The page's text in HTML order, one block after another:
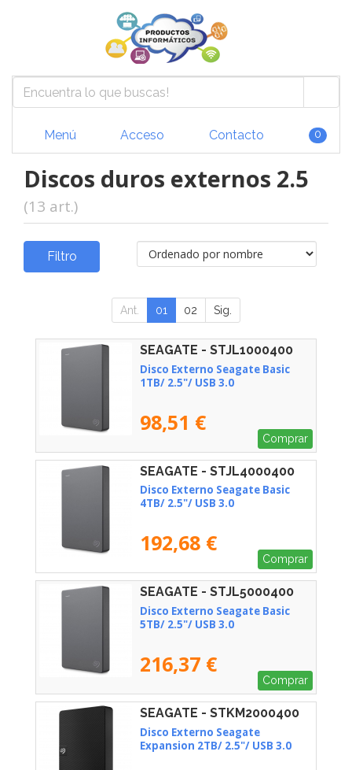
Menú Acceso Contacto 0
Discos duros externos 2.5
(13 art.)
Filtro
Ant. 01 02 Sig.
SEAGATE - STJL1000400
Disco Externo Seagate Basic
1TB/ 2.5"/ USB 3.0
98,51 €
Comprar
SEAGATE - STJL4000400
Disco Externo Seagate Basic
4TB/ 2.5"/ USB 3.0
192,68 €
Comprar
SEAGATE - STJL5000400
Disco Externo Seagate Basic
5TB/ 2.5"/ USB 3.0
216,37 €
Comprar
SEAGATE - STKM2000400
Disco Externo Seagate
Expansion 2TB/ 2.5"/ USB 3.0